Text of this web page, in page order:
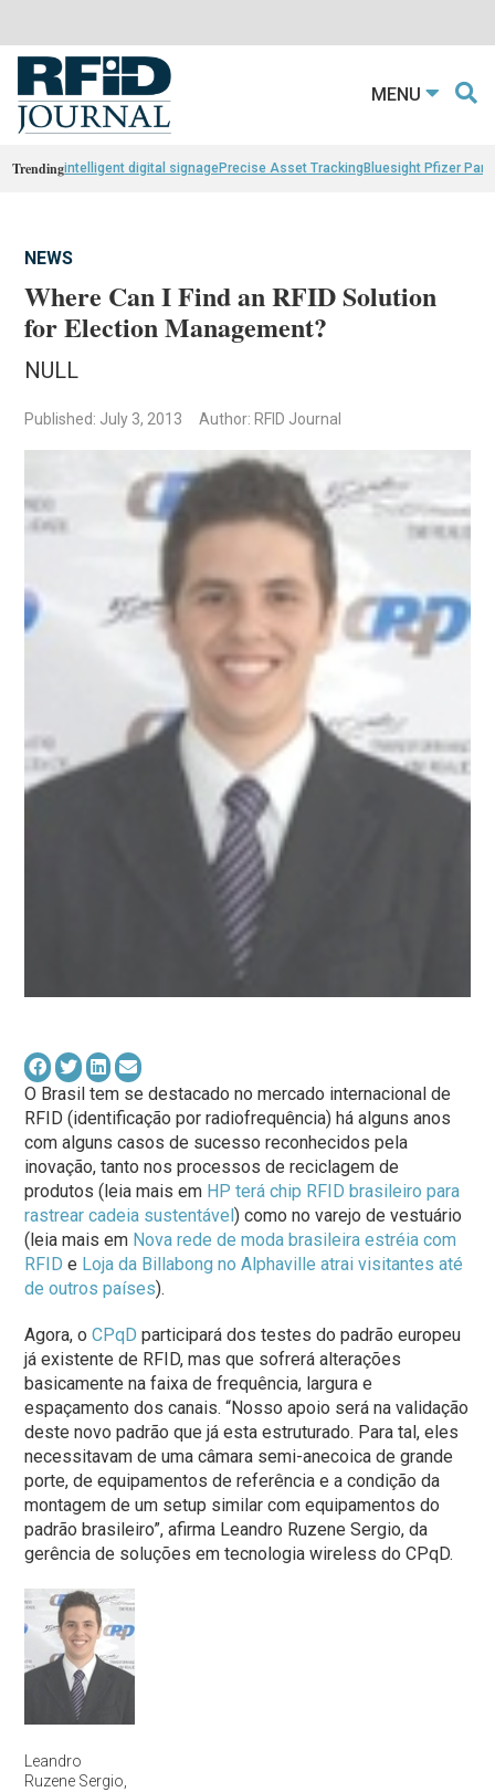
MENU
Trendingintelligent digital signagePrecise Asset TrackingBluesight Pfizer
NEWS
Where Can I Find an RFID Solution
for Election Management?
NULL
Published: July 3, 2013 Author: RFID Journal
O Brasil tem se destacado no mercado internacional de
RFID (identificação por radiofrequência) há alguns anos
com alguns casos de sucesso reconhecidos pela
inovação, tanto nos processos de reciclagem de
produtos (leia mais em HP terá chip RFID brasileiro para
rastrear cadeia sustentável) como no varejo de vestuário
(leia mais em Nova rede de moda brasileira estréia com
RFID e Loja da Billabong no Alphaville atrai visitantes até
de outros países).
Agora, oCPqD participará dos testes do padrão europeu
já existente de RFID, mas que sofrerá alterações
basicamente na faixa de frequência, largura e
espaçamento dos canais. “Nosso apoio será na validação
deste novo padrão que já esta estruturado. Para tal, eles
necessitavam de uma câmara semi-anecoica de grande
porte, de equipamentos de referência e a condição da
montagem de um setup similar com equipamentos do
padrão brasileiro”, afirma Leandro Ruzene Sergio, da
gerência de soluções em tecnologia wireless do CPqD.
Leandro
Ruzene Sergio,